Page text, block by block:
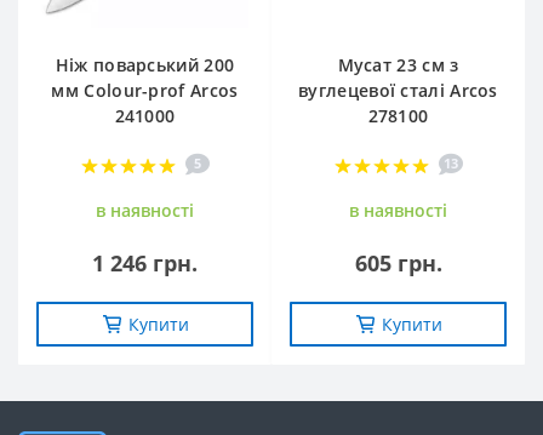
Ніж поварський 200
мм Сolour-prof Arcos
241000
5
в наявностi
1 246 грн.
Купити
Мусат 23 см з
вуглецевої сталі Arcos
278100
13
в наявностi
605 грн.
Купити